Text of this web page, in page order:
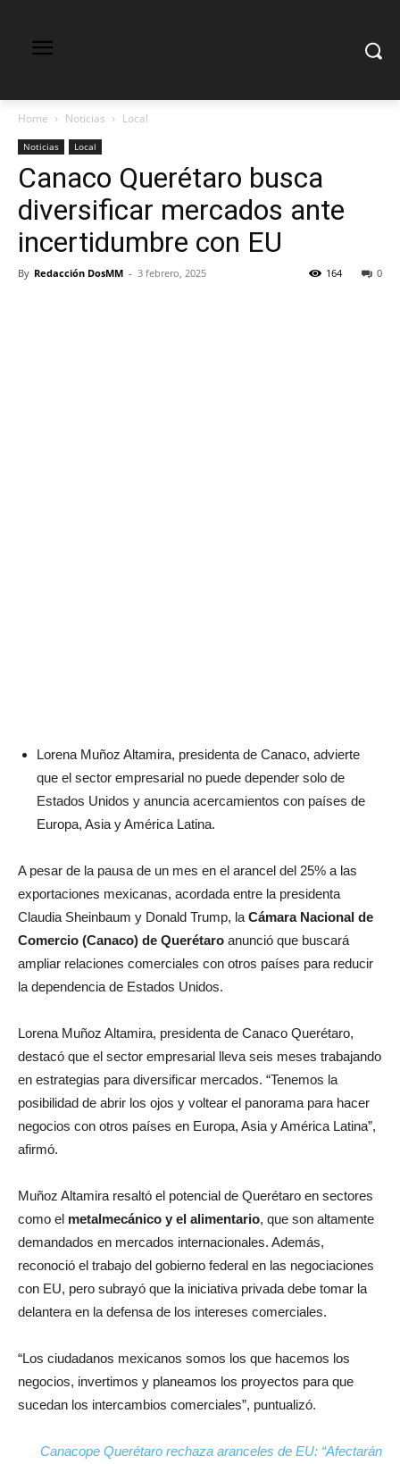
Home Noticias Local
Noticias Local
Canaco Querétaro busca
diversificar mercados ante
incertidumbre con EU
By Redacción DosMM - 3 febrero, 2025 0
164
Lorena Muñoz Altamira, presidenta de Canaco, advierte
que el sector empresarial no puede depender solo de
Estados Unidos y anuncia acercamientos con países de
Europa, Asia y América Latina.
A pesar de la pausa de un mes en el arancel del 25% a las
exportaciones mexicanas, acordada entre la presidenta
Claudia Sheinbaum y Donald Trump, la Cámara Nacional de
Comercio (Canaco) de Querétaro anunció que buscará
ampliar relaciones comerciales con otros países para reducir
la dependencia de Estados Unidos.
Lorena Muñoz Altamira, presidenta de Canaco Querétaro,
destacó que el sector empresarial lleva seis meses trabajando
en estrategias para diversificar mercados. “Tenemos la
posibilidad de abrir los ojos y voltear el panorama para hacer
negocios con otros países en Europa, Asia y América Latina”,
afirmó.
Muñoz Altamira resaltó el potencial de Querétaro en sectores
como el metalmecánico y el alimentario, que son altamente
demandados en mercados internacionales. Además,
reconoció el trabajo del gobierno federal en las negociaciones
con EU, pero subrayó que la iniciativa privada debe tomar la
delantera en la defensa de los intereses comerciales.
“Los ciudadanos mexicanos somos los que hacemos los
negocios, invertimos y planeamos los proyectos para que
sucedan los intercambios comerciales”, puntualizó.
Canacope Querétaro rechaza aranceles de EU: “Afectarán